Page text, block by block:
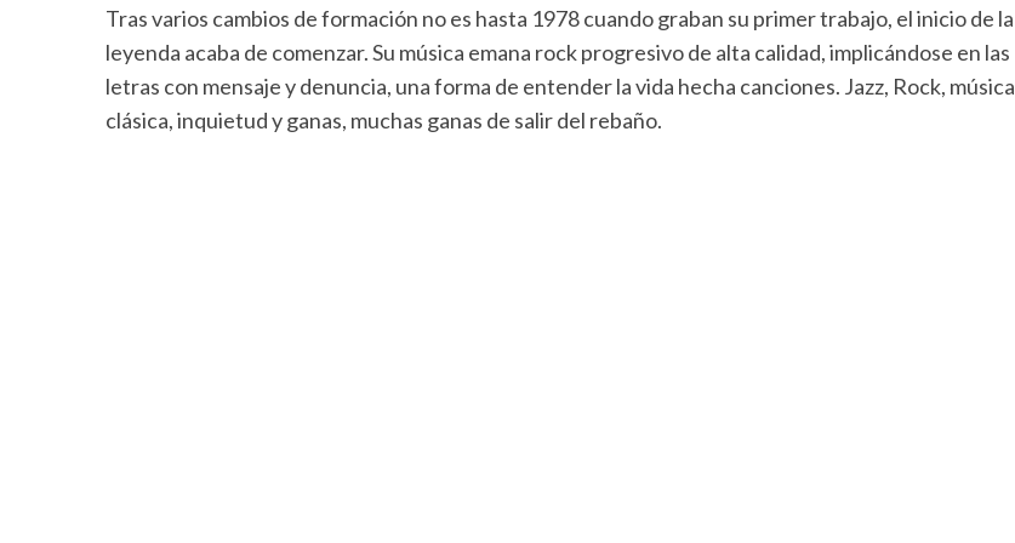
Tras varios cambios de formación no es hasta 1978 cuando graban su primer trabajo, el inicio de la
leyenda acaba de comenzar. Su música emana rock progresivo de alta calidad, implicándose en las
letras con mensaje y denuncia, una forma de entender la vida hecha canciones. Jazz, Rock, música
clásica, inquietud y ganas, muchas ganas de salir del rebaño.